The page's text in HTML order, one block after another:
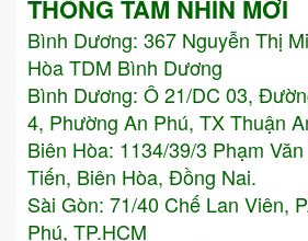
THÔNG TẦM NHÌN MỚI
Bình Dương: 367 Nguyễn Thị
Hòa TDM Bình Dương
Bình Dương: Ô 21/DC 03,
4, Phường An Phú, TX Thuận
Biên Hòa: 1134/39/3 Phạm
Tiến, Biên Hòa, Đồng Nai.
Sài Gòn: 71/40 Chế Lan Viên,
Phú, TP.HCM